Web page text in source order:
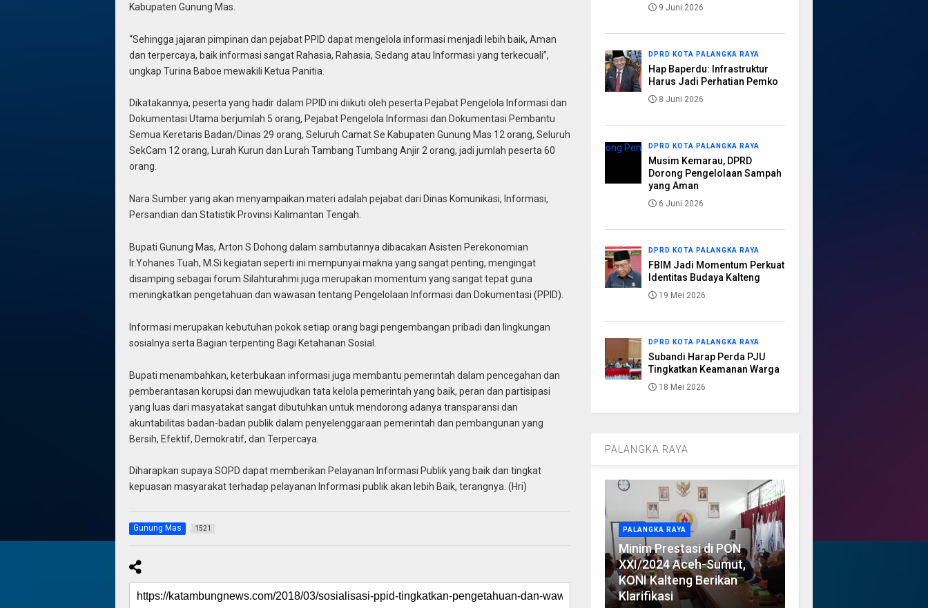
Kabupaten Gunung Mas.
“Sehingga jajaran pimpinan dan pejabat PPID dapat mengelola informasi menjadi lebih baik, Aman
dan terpercaya, baik informasi sangat Rahasia, Rahasia, Sedang atau Informasi yang terkecuali”,
ungkap Turina Baboe mewakili Ketua Panitia.
Dikatakannya, peserta yang hadir dalam PPID ini diikuti oleh peserta Pejabat Pengelola Informasi dan
Dokumentasi Utama berjumlah 5 orang, Pejabat Pengelola Informasi dan Dokumentasi Pembantu
Semua Keretaris Badan/Dinas 29 orang, Seluruh Camat Se Kabupaten Gunung Mas 12 orang, Seluruh
SekCam 12 orang, Lurah Kurun dan Lurah Tambang Tumbang Anjir 2 orang, jadi jumlah peserta 60
orang.
Nara Sumber yang akan menyampaikan materi adalah pejabat dari Dinas Komunikasi, Informasi,
Persandian dan Statistik Provinsi Kalimantan Tengah.
Bupati Gunung Mas, Arton S Dohong dalam sambutannya dibacakan Asisten Perekonomian
Ir.Yohanes Tuah, M.Si kegiatan seperti ini mempunyai makna yang sangat penting, mengingat
disamping sebagai forum Silahturahmi juga merupakan momentum yang sangat tepat guna
meningkatkan pengetahuan dan wawasan tentang Pengelolaan Informasi dan Dokumentasi (PPID).
Informasi merupakan kebutuhan pokok setiap orang bagi pengembangan pribadi dan lingkungan
sosialnya serta Bagian terpenting Bagi Ketahanan Sosial.
Bupati menambahkan, keterbukaan informasi juga membantu pemerintah dalam pencegahan dan
pemberantasan korupsi dan mewujudkan tata kelola pemerintah yang baik, peran dan partisipasi
yang luas dari masyatakat sangat dibutuhkan untuk mendorong adanya transparansi dan
akuntabilitas badan-badan publik dalam penyelenggaraan pemerintah dan pembangunan yang
Bersih, Efektif, Demokratif, dan Terpercaya.
Diharapkan supaya SOPD dapat memberikan Pelayanan Informasi Publik yang baik dan tingkat
kepuasan masyarakat terhadap pelayanan Informasi publik akan lebih Baik, terangnya. (Hri)
Gunung Mas 1521
9 Juni 2026
DPRD KOTA PALANGKA RAYA
Hap Baperdu: Infrastruktur
Harus Jadi Perhatian Pemko
8 Juni 2026
DPRD KOTA PALANGKA RAYA
Musim Kemarau, DPRD
Dorong Pengelolaan Sampah
yang Aman
6 Juni 2026
DPRD KOTA PALANGKA RAYA
FBIM Jadi Momentum Perkuat
Identitas Budaya Kalteng
19 Mei 2026
DPRD KOTA PALANGKA RAYA
Subandi Harap Perda PJU
Tingkatkan Keamanan Warga
18 Mei 2026
PALANGKA RAYA
PALANGKA RAYA
Minim Prestasi di PON
XXI/2024 Aceh-Sumut,
KONI Kalteng Berikan
Klarifikasi